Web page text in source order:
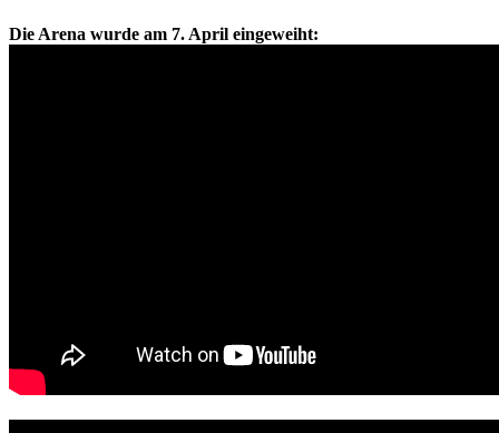
Die Arena wurde am 7. April eingeweiht: